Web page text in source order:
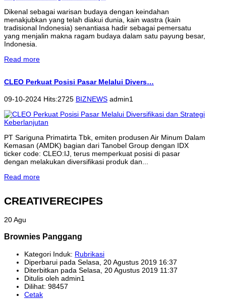
Dikenal sebagai warisan budaya dengan keindahan
menakjubkan yang telah diakui dunia, kain wastra (kain
tradisional Indonesia) senantiasa hadir sebagai pemersatu
yang menjalin makna ragam budaya dalam satu payung besar,
Indonesia.
Read more
CLEO Perkuat Posisi Pasar Melalui Divers…
09-10-2024 Hits:2725 BIZNEWS admin1
PT Sariguna Primatirta Tbk, emiten produsen Air Minum Dalam
Kemasan (AMDK) bagian dari Tanobel Group dengan IDX
ticker code: CLEO:IJ, terus memperkuat posisi di pasar
dengan melakukan diversifikasi produk dan...
Read more
CREATIVERECIPES
20 Agu
Brownies Panggang
Kategori Induk: Rubrikasi
Diperbarui pada Selasa, 20 Agustus 2019 16:37
Diterbitkan pada Selasa, 20 Agustus 2019 11:37
Ditulis oleh admin1
Dilihat: 98457
Cetak